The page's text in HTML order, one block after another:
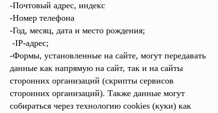
-Почтовый адрес, индекс
-Номер телефона
-Год, месяц, дата и место рождения;
-IP-адрес;
-Формы, установленные на сайте, могут передавать
данные как напрямую на сайт, так и на сайты
сторонних организаций (скрипты сервисов
сторонних организаций). Также данные могут
собираться через технологию cookies (куки) как